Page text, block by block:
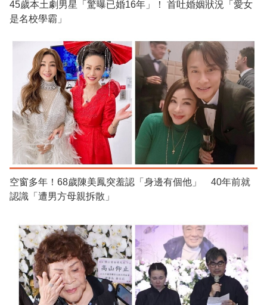
45歲本土劇男星「驚曝已婚16年」！ 首吐婚姻狀況「愛女
是名校學霸」
空窗多年！68歲陳美鳳突羞認「身邊有個他」 40年前就
認識「遭男方母親拆散」